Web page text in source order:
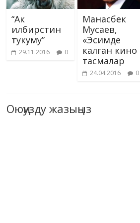
“Ак
илбирстин
тукуму”
29.11.2016 0
Манасбек
Мусаев,
«Эсимде
калган кино
тасмалар
24.04.2016 0
Оюңузду жазыңыз